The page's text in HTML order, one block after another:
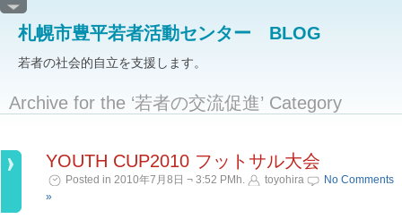
札幌市豊平若者活動センター BLOG
若者の社会的自立を支援します。
Archive for the ‘若者の交流促進’ Category
YOUTH CUP2010 フットサル大会
Posted in 2010年7月8日 ¬ 3:52 PMh. toyohira
No Comments
»